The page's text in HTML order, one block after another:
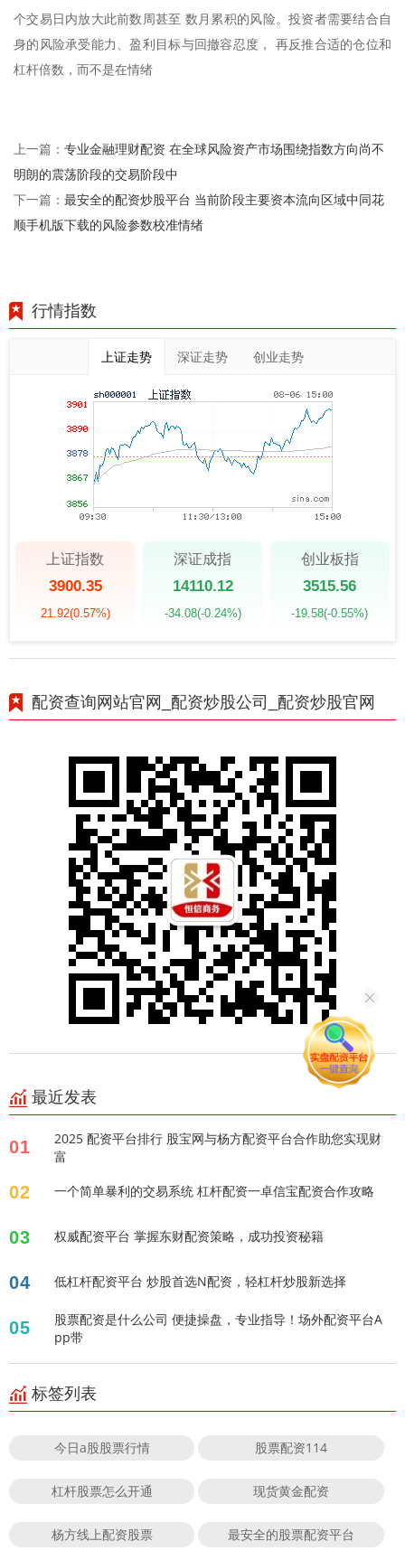
个交易日内放大此前数周甚至 数月累积的风险。投资者需要结合自
身的风险承受能力、盈利目标与回撤容忍度， 再反推合适的仓位和
杠杆倍数，而不是在情绪
上一篇： 专业金融理财配资 在全球风险资产市场围绕指数方向尚不
明朗的震荡阶段的交易阶段中
下一篇： 最安全的配资炒股平台 当前阶段主要资本流向区域中同花
顺手机版下载的风险参数校准情绪
行情指数
上证走势 深证走势 创业走势
上证指数
3900.35
21.92(0.57%)
深证成指
14110.12
-34.08(-0.24%)
创业板指
3515.56
-19.58(-0.55%)
配资查询网站官网_配资炒股公司_配资炒股官网
最近发表
01
2025 配资平台排行 股宝网与杨方配资平台合作助您实现财
富
02 一个简单暴利的交易系统 杠杆配资一卓信宝配资合作攻略
03 权威配资平台 掌握东财配资策略，成功投资秘籍
04 低杠杆配资平台 炒股首选N配资，轻杠杆炒股新选择
05
股票配资是什么公司 便捷操盘，专业指导！场外配资平台A
pp带
标签列表
今日a股股票行情 股票配资114
杠杆股票怎么开通 现货黄金配资
杨方线上配资股票 最安全的股票配资平台